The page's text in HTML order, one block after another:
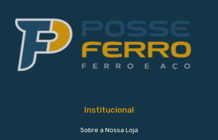
Institucional
Sobre a Nossa Loja